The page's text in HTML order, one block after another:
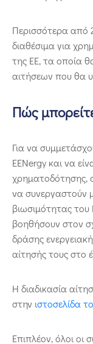
Περισσότερα από
διαθέσιμα για
της ΕΕ, τα οποία
αιτήσεων που θα
Πώς
Για να
EENergy και να
χρηματοδότησης,
να συνεργαστούν
βιωσιμότητας
βοηθήσουν στον
δράσης
αίτησής τους στο
Η διαδικασία
στην ιστοσελίδα
Επιπλέον, όλοι οι